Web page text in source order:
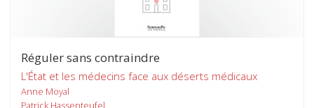
Réguler sans contraindre
L'État et les médecins face aux déserts médicaux
Anne Moyal
Patrick Hassenteufel